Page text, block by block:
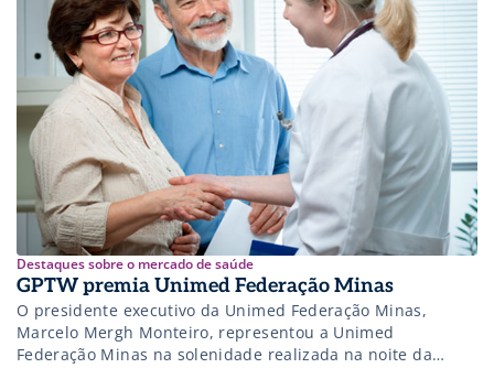
Destaques sobre o mercado de saúde
GPTW premia Unimed Federação Minas
O presidente executivo da Unimed Federação Minas,
Marcelo Mergh Monteiro, representou a Unimed
Federação Minas na solenidade realizada na noite da